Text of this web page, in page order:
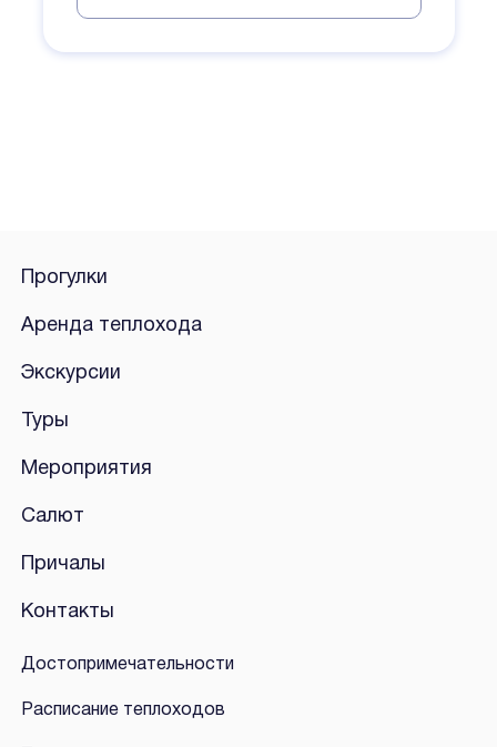
Прогулки
Аренда теплохода
Экскурсии
Туры
Мероприятия
Салют
Причалы
Контакты
Достопримечательности
Расписание теплоходов